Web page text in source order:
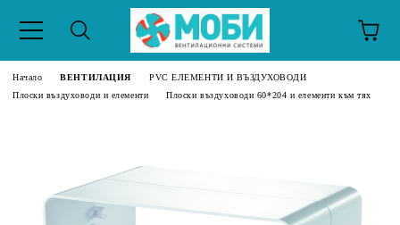
Начало ВЕНТИЛАЦИЯ
PVC ЕЛЕМЕНТИ И ВЪЗДУХОВОДИ
Плоски въздуховоди и елементи
Плоски въздуховоди 60*204 и елементи към тях